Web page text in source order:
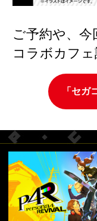
ご予約や、
コラボカフ
「セ